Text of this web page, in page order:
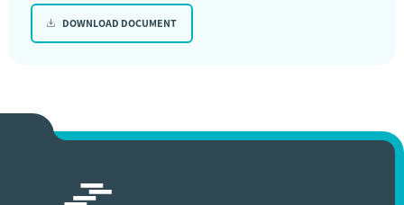
DOWNLOAD DOCUMENT